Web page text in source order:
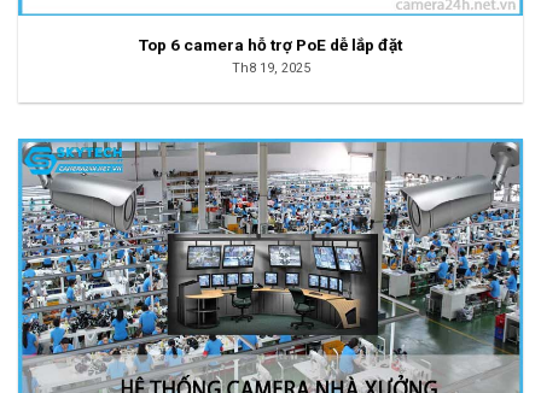
Top 6 camera hỗ trợ PoE dễ lắp đặt
Th8 19, 2025